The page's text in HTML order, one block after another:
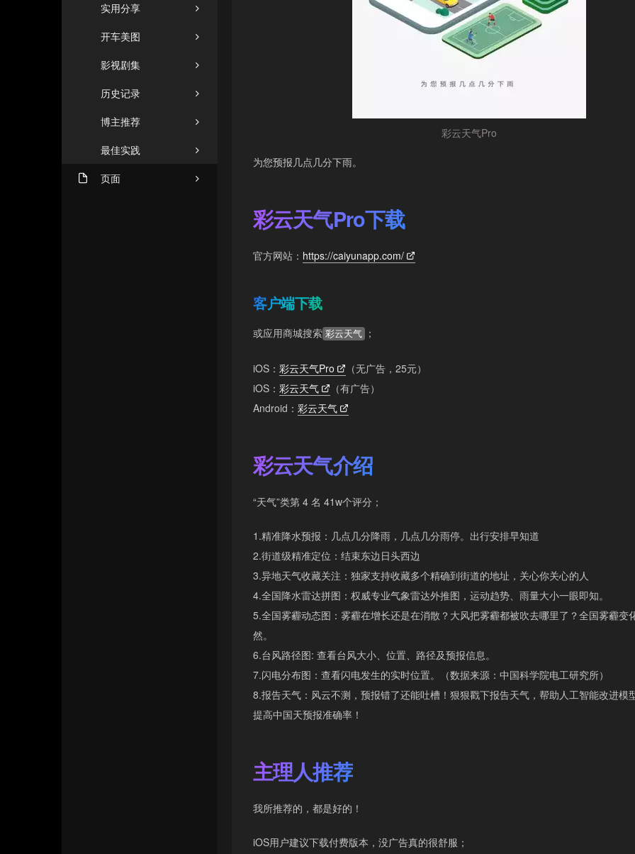
实用分享
开车美图
影视剧集
历史记录
博主推荐
最佳实践
页面
彩云天气Pro
为您预报几点几分下雨。
彩云天气Pro下载
官方网站： https://caiyunapp.com/
客户端下载
或应用商城搜索 彩云天气 ；
iOS： 彩云天气Pro
（无广告，25元）
iOS： 彩云天气
（有广告）
Android： 彩云天气
彩云天气介绍
“天气”类第 4 名 41w个评分；
1.精准降水预报：几点几分降雨，几点几分雨停。出行安排早知道
2.街道级精准定位：结束东边日头西边
3.异地天气收藏关注：独家支持收藏多个精确到街道的地址，关心你关心的人
4.全国降水雷达拼图：权威专业气象雷达外推图，运动趋势、雨量大小一眼即知。
5.全国雾霾动态图：雾霾在增长还是在消散？大风把雾霾都被吹去哪里了？全国雾霾变
然。
6.台风路径图: 查看台风大小、位置、路径及预报信息。
7.闪电分布图：查看闪电发生的实时位置。（数据来源：中国科学院电工研究所）
8.报告天气：风云不测，预报错了还能吐槽！狠狠戳下报告天气，帮助人工智能改进模
提高中国天预报准确率！
主理人推荐
我所推荐的，都是好的！
iOS用户建议下载付费版本，没广告真的很舒服；